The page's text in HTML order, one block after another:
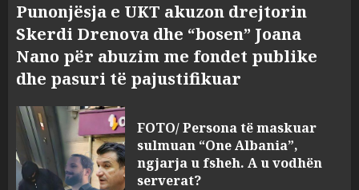
Punonjësja e UKT akuzon drejtorin
Skerdi Drenova dhe “bosen” Joana
Nano për abuzim me fondet publike
dhe pasuri të pajustifikuar
FOTO/ Persona të maskuar
sulmuan “One Albania”,
ngjarja u fsheh. A u vodhën
serverat?